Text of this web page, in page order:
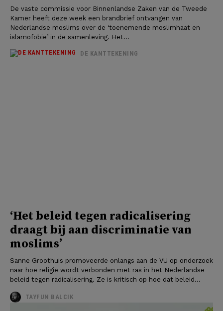
De vaste commissie voor Binnenlandse Zaken van de Tweede
Kamer heeft deze week een brandbrief ontvangen van
Nederlandse moslims over de ‘toenemende moslimhaat en
islamofobie’ in de samenleving. Het...
DE KANTTEKENING
‘Het beleid tegen radicalisering
draagt bij aan discriminatie van
moslims’
Sanne Groothuis promoveerde onlangs aan de VU op onderzoek
naar hoe religie wordt verbonden met ras in het Nederlandse
beleid tegen radicalisering. Ze is kritisch op hoe dat beleid...
TAYFUN BALCIK